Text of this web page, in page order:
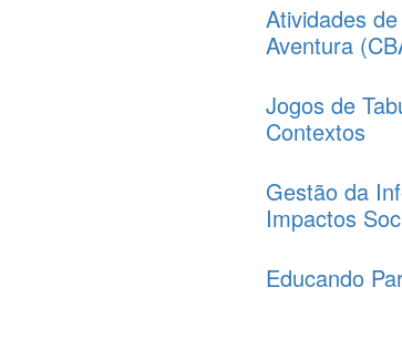
Atividades
Aventura
Jogos de
Contextos
Gestão da
Impactos
Educando